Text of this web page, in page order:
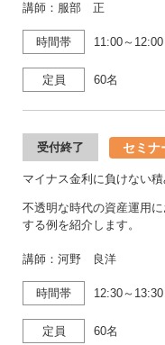
講師：服部 正
時間帯 11:00～12:00
定員 60名
受付終了 セミナ
マイナス金利に負けない
不透明な時代の資産運用
する例を紹介します。
講師：河野 良洋
時間帯 12:30～13:30
定員 60名